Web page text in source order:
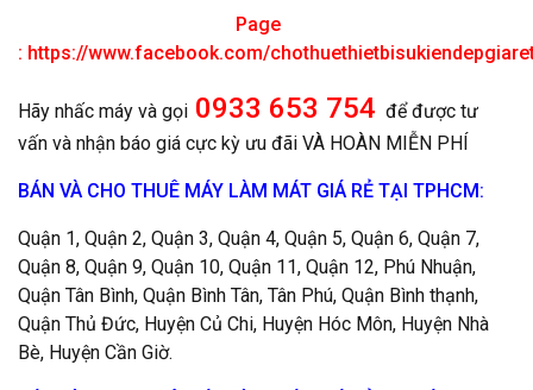
Page
: https://www.facebook.com/
Hãy nhấc máy và gọi 0933 653 754 để được tư
vấn và nhận báo giá cực kỳ ưu đãi VÀ HOÀN MIỄN PHÍ
BÁN VÀ CHO THUÊ MÁY LÀM MÁT GIÁ RẺ TẠI TPHCM:
Quận 1, Quận 2, Quận 3, Quận 4, Quận 5, Quận 6, Quận 7,
Quận 8, Quận 9, Quận 10, Quận 11, Quận 12, Phú Nhuận,
Quận Tân Bình, Quận Bình Tân, Tân Phú, Quận Bình thạnh,
Quận Thủ Đức, Huyện Củ Chi, Huyện Hóc Môn, Huyện Nhà
Bè, Huyện Cần Giờ.